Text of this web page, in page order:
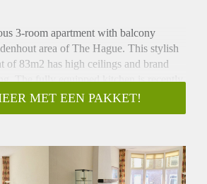
3-room apartment with balcony
area of The Hague. This stylish
of 83m2 has high ceilings and brand
The fully equipped kitchen is recently
access to a small balcony. The apartment
Located around the corner of the
stairs to the first floor. Washing
MET EEN PAKKET!